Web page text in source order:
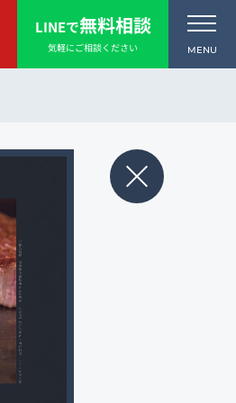
LINEで無料相談
気軽にご相談ください